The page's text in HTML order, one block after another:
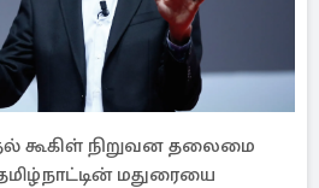
கூகிள் நிறுவன தலைமை
மதுரையை